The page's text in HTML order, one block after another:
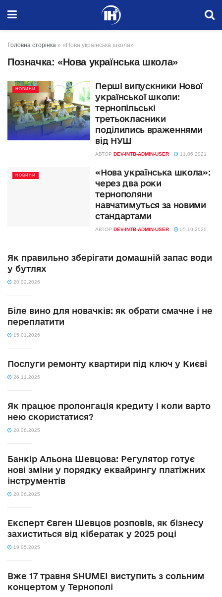
Головна сторінка » «Нова українська школа»
Позначка: «Нова українська школа»
НОВИНИ
Перші випускники Нової
української школи:
тернопільські
третьокласники
поділились враженнями
від НУШ
АВТОР DEV-INTB-ADMIN-USER 11.06.2021
НОВИНИ
«Нова українська школа»:
через два роки
тернополяни
навчатимуться за новими
стандартами
АВТОР DEV-INTB-ADMIN-USER 05.10.2020
Як правильно зберігати домашній запас води
у бутлях
20.02.2026
Біле вино для новачків: як обрати смачне і не
переплатити
15.01.2026
Послуги ремонту квартири під ключ у Києві
26.11.2025
Як працює пролонгація кредиту і коли варто
нею скористатися?
20.06.2025
Банкір Альона Шевцова: Регулятор готує
нові зміни у порядку еквайрингу платіжних
інструментів
20.06.2025
Експерт Євген Шевцов розповів, як бізнесу
захиститься від кібератак у 2025 році
19.05.2025
Вже 17 травня SHUMEI виступить з сольним
концертом у Тернополі